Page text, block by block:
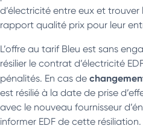
d’électricité entre eux et trouver
rapport qualité prix pour leur
L’offre au tarif Bleu est sans
résilier le contrat d’électricité
pénalités. En cas de
est résilié à la date de prise
avec le nouveau fournisseur
informer EDF de cette résiliation.